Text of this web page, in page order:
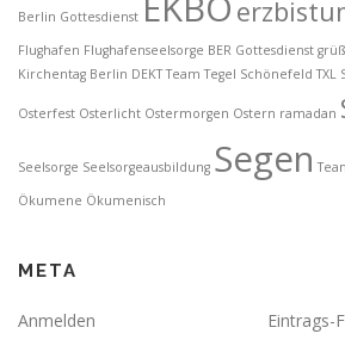
Berlin Gottesdienst
Flughafen Flughafenseelsorge BER Gottesdienst
Kirchentag Berlin DEKT Team Tegel Schönefeld TXL
Osterfest Osterlicht Ostermorgen Ostern ramadan
Seelsorge Seelsorgeausbildung Segen
Ökumene Ökumenisch
META
Anmelden Eintrags-